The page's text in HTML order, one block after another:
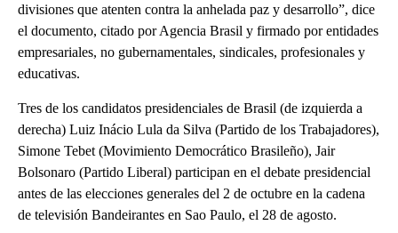
divisiones que atenten contra la anhelada paz y desarrollo”, dice
el documento, citado por Agencia Brasil y firmado por entidades
empresariales, no gubernamentales, sindicales, profesionales y
educativas.
Tres de los candidatos presidenciales de Brasil (de izquierda a
derecha) Luiz Inácio Lula da Silva (Partido de los Trabajadores),
Simone Tebet (Movimiento Democrático Brasileño), Jair
Bolsonaro (Partido Liberal) participan en el debate presidencial
antes de las elecciones generales del 2 de octubre en la cadena
de televisión Bandeirantes en Sao Paulo, el 28 de agosto.